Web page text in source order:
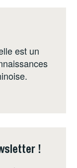
est un
!